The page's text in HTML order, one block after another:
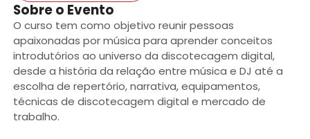
Sobre o Evento
O curso tem como objetivo reunir pessoas
apaixonadas por música para aprender conceitos
introdutórios ao universo da discotecagem digital,
desde a história da relação entre música e DJ até a
escolha de repertório, narrativa, equipamentos,
técnicas de discotecagem digital e mercado de
trabalho.